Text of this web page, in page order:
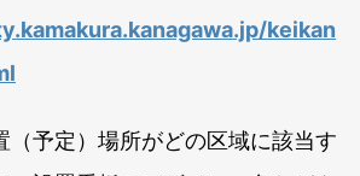
keikan
（予定）場所がどの区域に該当す